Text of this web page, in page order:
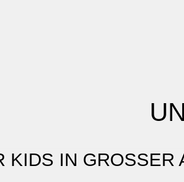
KIDS IN GROSSER